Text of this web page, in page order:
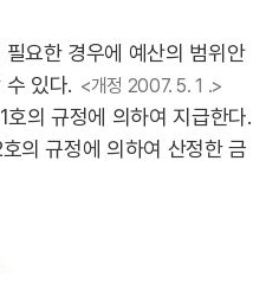
요한 경우에 예산의 범위안
수 있다. <개정 2007. 5. 1 .>
의 규정에 의하여 지급한다.
의 규정에 의하여 산정한 금